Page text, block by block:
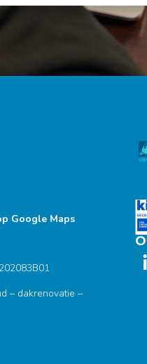
Google Maps
– dakrenovatie –